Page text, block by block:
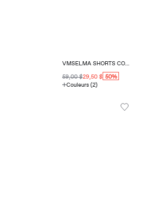
VMSELMA SHORTS COUPE RÉGULIÈRE
59,00 $29,50 $ 50%
Couleurs (2)